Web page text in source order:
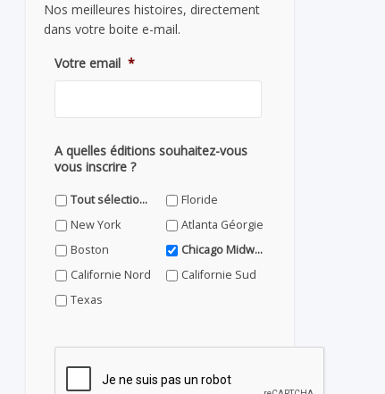
Nos meilleures histoires, directement
dans votre boite e-mail.
Votre email *
A quelles éditions souhaitez-vous
vous inscrire ?
Tout sélectionner
Floride
New York
Atlanta Géorgie
Boston
Chicago Midwest
Californie Nord
Californie Sud
Texas